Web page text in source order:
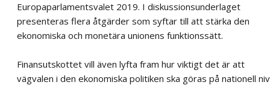
Europaparlamentsvalet 2019. I diskussionsunderlaget
presenteras flera åtgärder som syftar till att stärka den
ekonomiska och monetära unionens funktionssätt.
Finansutskottet vill även lyfta fram hur viktigt det är att
vägvalen i den ekonomiska politiken ska göras på nationell